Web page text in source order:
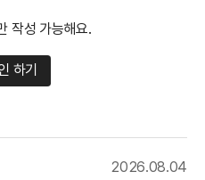
작성 가능해요.
하기
2026.08.04